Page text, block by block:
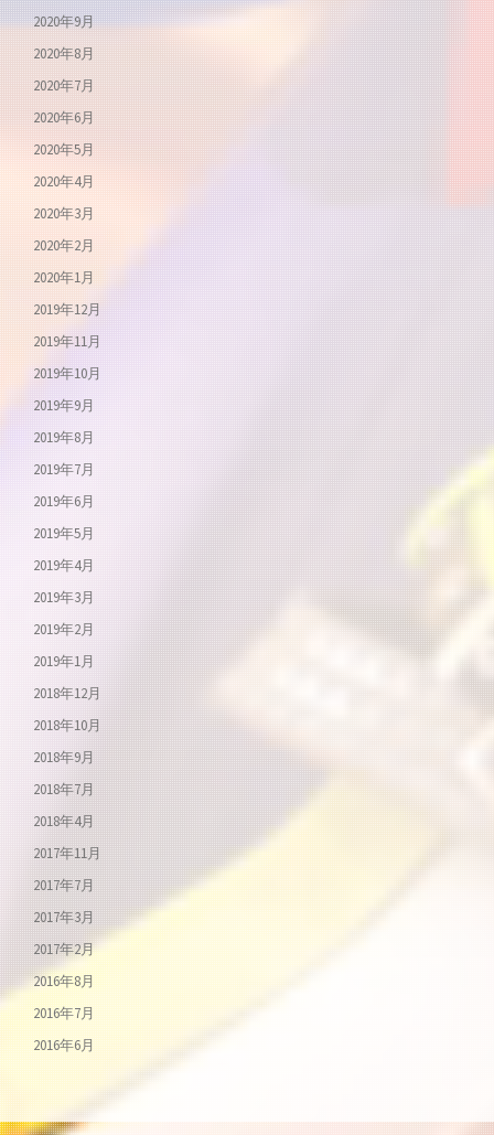
2020年9月
2020年8月
2020年7月
2020年6月
2020年5月
2020年4月
2020年3月
2020年2月
2020年1月
2019年12月
2019年11月
2019年10月
2019年9月
2019年8月
2019年7月
2019年6月
2019年5月
2019年4月
2019年3月
2019年2月
2019年1月
2018年12月
2018年10月
2018年9月
2018年7月
2018年4月
2017年11月
2017年7月
2017年3月
2017年2月
2016年8月
2016年7月
2016年6月